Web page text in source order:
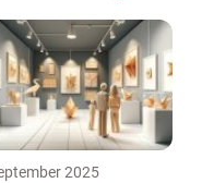
2025